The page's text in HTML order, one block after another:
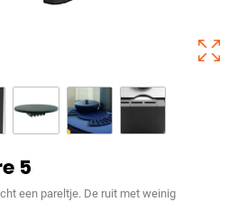
5
een pareltje. De ruit met weinig